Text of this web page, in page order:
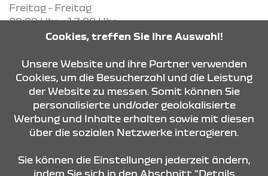
Freitag - Freitag
08:00 Uhr - 17:00 Uhr
KONTAKT & ANFAHRT
ÖFFNUNGSZEITEN
STANDORTE
Cookies, treffen Sie Ihre Auswahl!
Unsere Website und ihre Partner verwenden
Cookies, um die Besucherzahl und die Leistung
der Website zu messen. Somit können Sie
personalisierte und/oder geolokalisierte
Werbung und Inhalte erhalten sowie mit diesen
über die sozialen Netzwerke interagieren.
Sie können die Einstellungen jederzeit ändern,
indem Sie sich in den Abschnitt "Details